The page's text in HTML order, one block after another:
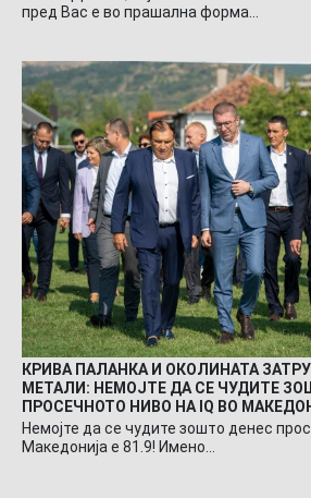
пред Вас е во прашална форма…
КРИВА ПАЛАНКА И ОКОЛИНАТА
МЕТАЛИ: НЕМОЈТЕ ДА СЕ ЧУДИТЕ
ПРОСЕЧНОТО НИВО НА IQ ВО
Немојте да се чудите зошто денес
Македонија е 81.9! Имено…